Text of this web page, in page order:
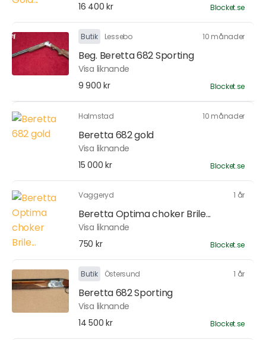
16 400 kr
Blocket.se
Butik Lessebo 10 månader
Beg. Beretta 682 Sporting
Visa liknande
9 900 kr
Blocket.se
Halmstad 10 månader
Beretta 682 gold
Visa liknande
15 000 kr
Blocket.se
Vaggeryd 1 år
Beretta Optima choker Brile...
Visa liknande
750 kr
Blocket.se
Butik Östersund 1 år
Beretta 682 Sporting
Visa liknande
14 500 kr
Blocket.se